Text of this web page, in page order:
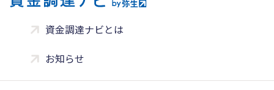
資金調達ナビとは
お知らせ